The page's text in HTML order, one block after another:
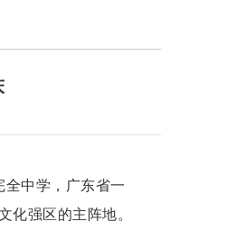
中学，广东省一
化强区的主阵地。